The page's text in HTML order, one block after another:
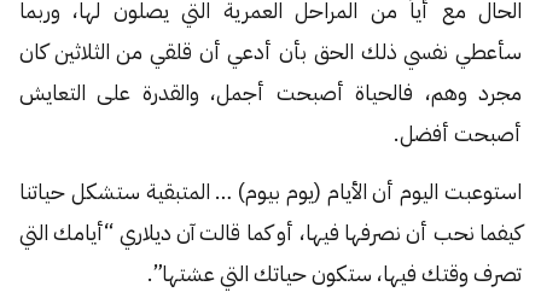
الحال مع أياً من المراحل العمرية التي يصلون لها، وربما
سأعطي نفسي ذلك الحق بأن أدعي أن قلقي من الثلاثين كان
مجرد وهم، فالحياة أصبحت أجمل، والقدرة على التعايش
أصبحت أفضل.
استوعبت اليوم أن الأيام (يوم بيوم) … المتبقية ستشكل حياتنا
كيفما نحب أن نصرفها فيها، أو كما قالت آن ديلاري “أيامك التي
تصرف وقتك فيها، ستكون حياتك التي عشتها”.